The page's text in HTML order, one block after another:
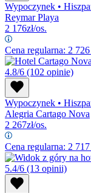
Wypoczynek •
Reymar Playa
2 176zł/os.
Cena regularna: 2 726
4.8/6 (102 opinie)
Wypoczynek •
Alegria Cartago Nova
2 267zł/os.
Cena regularna: 2 717
5.4/6 (13 opinii)